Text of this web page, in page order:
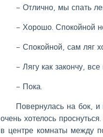
– Отлично, мы спать
– Хорошо. Спокойной
– Спокойной, сам ляг
– Лягу как закончу,
– Пока.
Повернулась на бок, и
очень хотелось
в центре комнаты между